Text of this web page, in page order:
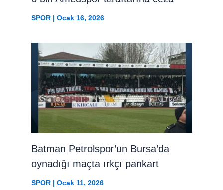
SPOR| Ocak 16, 2026
Batman Petrolspor’un Bursa’da
oynadığı maçta ırkçı pankart
SPOR| Ocak 11, 2026